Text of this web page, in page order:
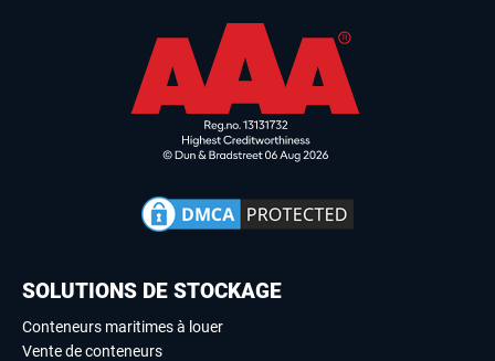
SOLUTIONS DE STOCKAGE
Conteneurs maritimes à louer
Vente de conteneurs